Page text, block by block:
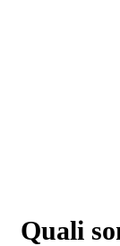
Quali